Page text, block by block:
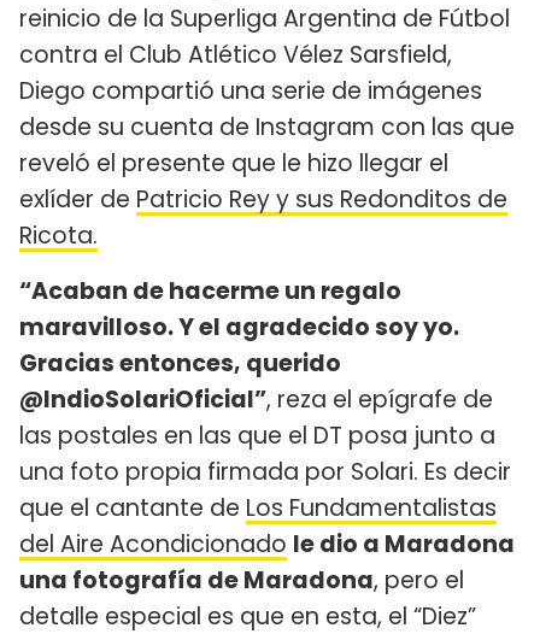
reinicio de la Superliga Argentina de Fútbol
contra el Club Atlético Vélez Sarsfield,
Diego compartió una serie de imágenes
desde su cuenta de Instagram con las que
reveló el presente que le hizo llegar el
exlíder de Patricio Rey y sus Redonditos de
Ricota.
“Acaban de hacerme un regalo
maravilloso. Y el agradecido soy yo.
Gracias entonces, querido
@IndioSolariOficial”, reza el epígrafe de
las postales en las que el DT posa junto a
una foto propia firmada por Solari. Es decir
que el cantante de Los Fundamentalistas
del Aire Acondicionado le dio a Maradona
una fotografía de Maradona, pero el
detalle especial es que en esta, el “Diez”